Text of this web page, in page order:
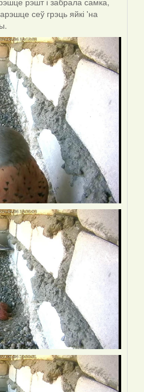
сеў грэць яйкі 'на